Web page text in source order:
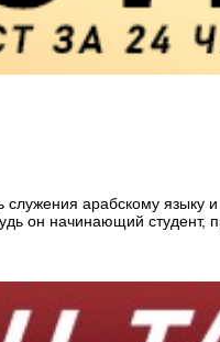
арабскому языку
он начинающий студент,